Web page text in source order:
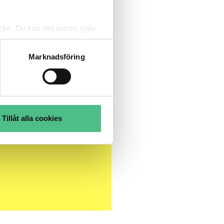
Du kan dessutom själv
Marknadsföring
Tillåt alla cookies